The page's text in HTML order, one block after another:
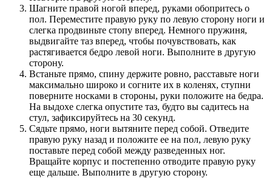
Шагните правой ногой вперед, руками обопритесь о
пол. Переместите правую руку по левую сторону ноги и
слегка продвиньте стопу вперед. Немного пружиня,
выдвигайте таз вперед, чтобы почувствовать, как
растягивается бедро левой ноги. Выполните в другую
сторону.
Встаньте прямо, спину держите ровно, расставьте ноги
максимально широко и согните их в коленях, ступни
поверните носками в стороны, руки положите на бедра.
На выдохе слегка опустите таз, будто вы садитесь на
стул, зафиксируйтесь на 30 секунд.
Сядьте прямо, ноги вытяните перед собой. Отведите
правую руку назад и положите ее на пол, левую руку
поставьте перед собой между разведенных ног.
Вращайте корпус и постепенно отводите правую руку
еще дальше. Выполните в другую сторону.